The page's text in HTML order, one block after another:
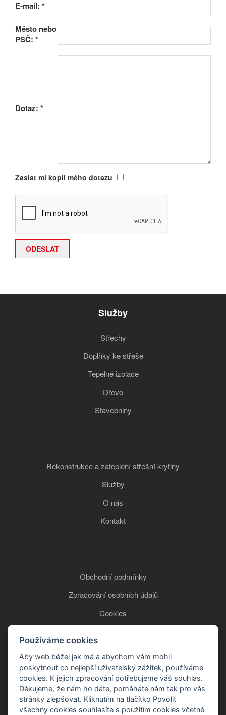
E-mail: *
Město nebo
PSČ: *
Dotaz: *
Zaslat mi kopii mého dotazu
Služby
Střechy
Doplňky ke střeše
Tepelné izolace
Dřevo
Stavebniny
Rekonstrukce a zateplení střešní krytiny
Služby
O nás
Kontakt
Obchodní podmínky
Zpracování osobních údajů
Cookies
+420 777 850 465
Používáme cookies
Aby web běžel jak má a abychom vám mohli
poskytnout co nejlepší uživatelský zážitek, používáme
cookies. K jejich zpracování potřebujeme váš souhlas.
Děkujeme, že nám ho dáte, pomáháte nám tak pro vás
stránky zlepšovat. Kliknutím na tlačítko Povolit
všechny cookies souhlasíte s použitím cookies včetně